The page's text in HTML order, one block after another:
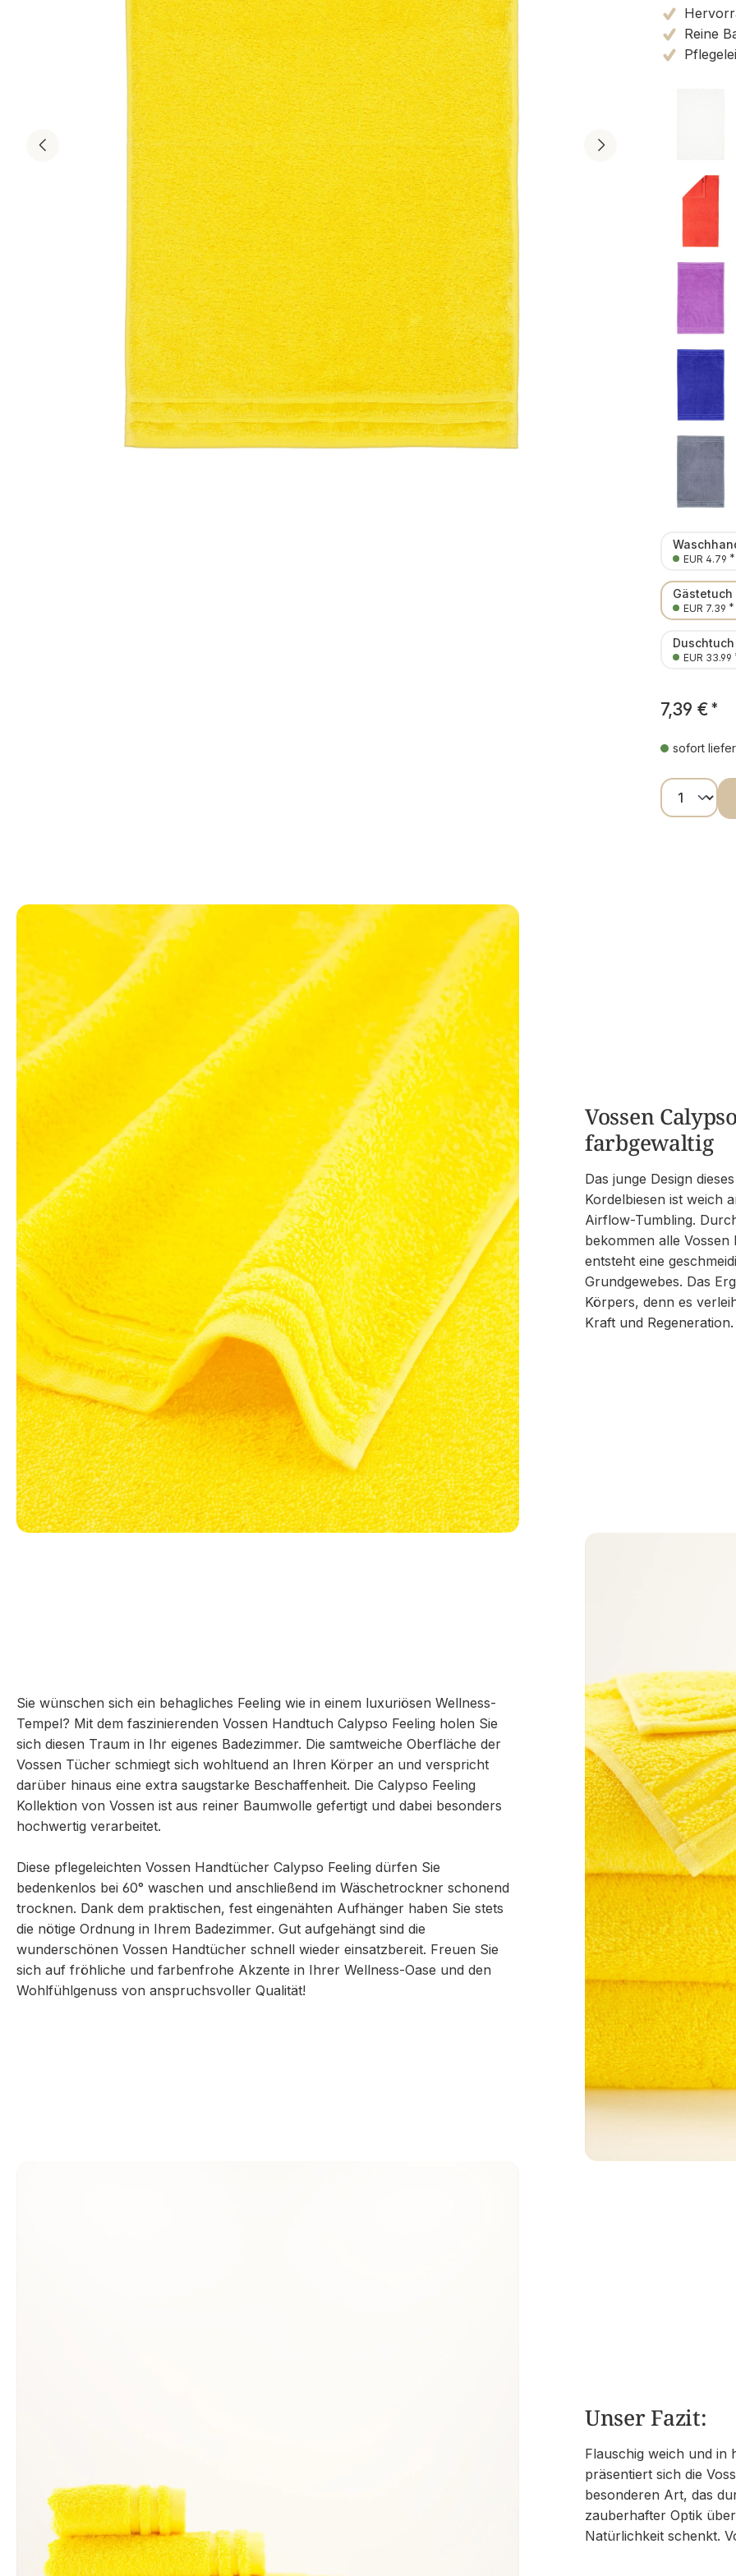
Reine
EUR 4.79 *
Gästetuch
EUR 7.39 *
EUR 33.99
7,39 € *
sofort
Vossen
farbgewaltig
Das junge Design
Kordelbiesen ist weich
Airflow-Tumbling.
bekommen alle
entsteht eine
Grundgewebes. Das
Körpers, denn es
Kraft und Regeneration.
Sie wünschen sich ein behagliches Feeling wie in einem luxuriösen Wellness-
Tempel? Mit dem faszinierenden Vossen Handtuch Calypso Feeling holen Sie
sich diesen Traum in Ihr eigenes Badezimmer. Die samtweiche Oberfläche der
Vossen Tücher schmiegt sich wohltuend an Ihren Körper an und verspricht
darüber hinaus eine extra saugstarke Beschaffenheit. Die Calypso Feeling
Kollektion von Vossen ist aus reiner Baumwolle gefertigt und dabei besonders
hochwertig verarbeitet.
Diese pflegeleichten Vossen Handtücher Calypso Feeling dürfen Sie
bedenkenlos bei 60° waschen und anschließend im Wäschetrockner schonend
trocknen. Dank dem praktischen, fest eingenähten Aufhänger haben Sie stets
die nötige Ordnung in Ihrem Badezimmer. Gut aufgehängt sind die
wunderschönen Vossen Handtücher schnell wieder einsatzbereit. Freuen Sie
sich auf fröhliche und farbenfrohe Akzente in Ihrer Wellness-Oase und den
Wohlfühlgenuss von anspruchsvoller Qualität!
Unser Fazit:
Flauschig weich und in
präsentiert sich die
besonderen Art, das
zauberhafter Optik
Natürlichkeit schenkt.